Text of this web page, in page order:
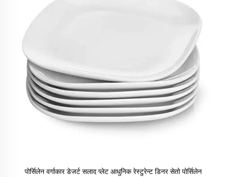
पोर्सिलेन वर्गाकार डेजर्ट सलाद प्लेट आधुनिक रेस्टुरेन्ट डिनर सेतो पोर्सिलेन